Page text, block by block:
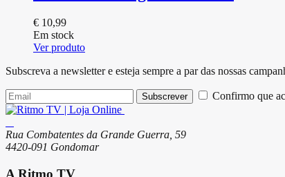
€ 10,99
Em stock
Ver produto
Subscreva a newsletter e esteja sempre a par das nossas
Subscrever Confirmo que
Rua Combatentes da Grande Guerra, 59
4420-091 Gondomar
A Ritmo TV